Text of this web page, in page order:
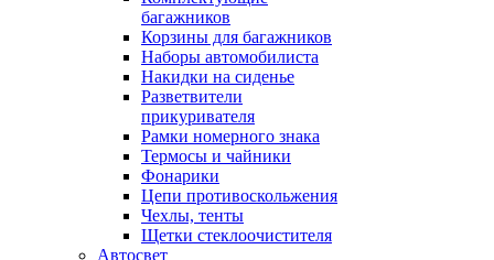
багажников
Корзины для багажников
Наборы автомобилиста
Накидки на сиденье
Разветвители
прикуривателя
Рамки номерного знака
Термосы и чайники
Фонарики
Цепи противоскольжения
Чехлы, тенты
Щетки стеклоочистителя
Автосвет